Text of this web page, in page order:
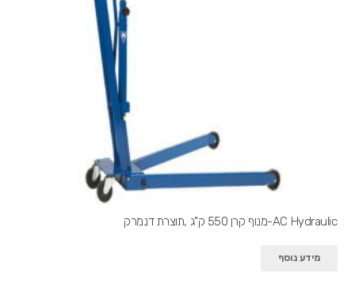
AC Hydraulic-מנוף קרן 550 ק"ג ,תוצרת דנמרק
מידע נוסף